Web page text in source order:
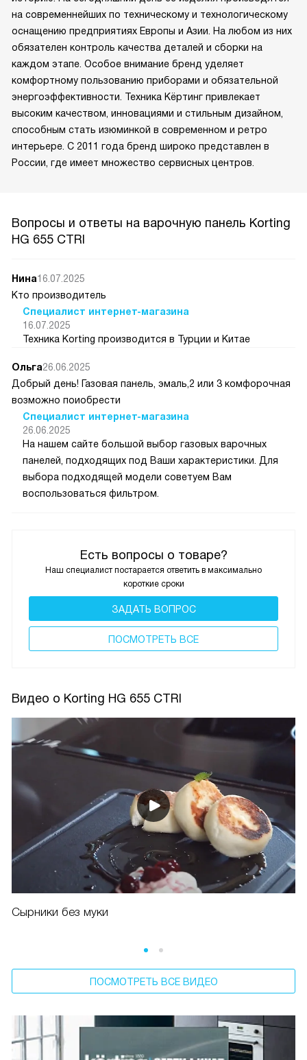
на современнейших по техническому и технологическому
оснащению предприятиях Европы и Азии. На любом из них
обязателен контроль качества деталей и сборки на
каждом этапе. Особое внимание бренд уделяет
комфортному пользованию приборами и обязательной
энергоэффективности. Техника Кёртинг привлекает
высоким качеством, инновациями и стильным дизайном,
способным стать изюминкой в современном и ретро
интерьере. С 2011 года бренд широко представлен в
России, где имеет множество сервисных центров.
Вопросы и ответы на варочную панель Korting
HG 655 CTRI
Есть вопросы о товаре?
Наш специалист постарается ответить в максимально
короткие сроки
ЗАДАТЬ ВОПРОС
ПОCМОТРЕТЬ ВСЕ
Нина16.07.2025
Кто производитель
Специалист интернет-магазина
16.07.2025
Техника Korting производится в Турции и Китае
Ольга26.06.2025
Добрый день! Газовая панель, эмаль,2 или 3 комфорочная
возможно поиобрести
Специалист интернет-магазина
26.06.2025
На нашем сайте большой выбор газовых варочных
панелей, подходящих под Ваши характеристики. Для
выбора подходящей модели советуем Вам
воспользоваться фильтром.
Видео о Korting HG 655 CTRI
Сырники без муки
ПОСМОТРЕТЬ ВСЕ ВИДЕО